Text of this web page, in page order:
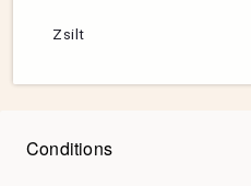
Zsilt
Conditions